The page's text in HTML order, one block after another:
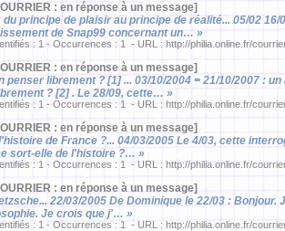
: en réponse à un message]
du principe de plaisir au principe de réalité... 05/02
de Snap99 concernant un… »
: 1 - Occurrences : 1 - URL : http://philia.online.fr/
: en réponse à un message]
penser librement ? [1] ... 03/10/2004 = 21/10/2007 :
? [2] . Le 28/09, cette… »
: 1 - Occurrences : 1 - URL : http://philia.online.fr/
: en réponse à un message]
de France ?... 04/03/2005 Le 4/03, cette
sort-elle de l'histoire ?… »
: 1 - Occurrences : 1 - URL : http://philia.online.fr/
: en réponse à un message]
22/03/2005 De Dominique le 22/03 :
Je crois que j'… »
: 1 - Occurrences : 1 - URL : http://philia.online.fr/